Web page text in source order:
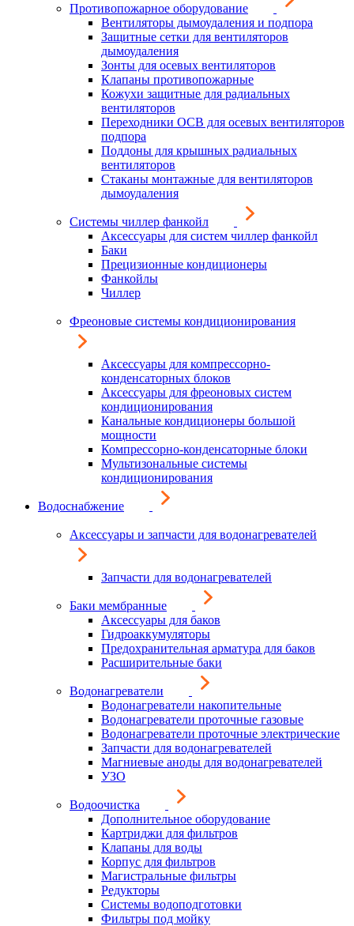
Противопожарное оборудование
Вентиляторы дымоудаления и подпора
Защитные сетки для вентиляторов
дымоудаления
Зонты для осевых вентиляторов
Клапаны противопожарные
Кожухи защитные для радиальных
вентиляторов
Переходники ОСВ для осевых вентиляторов
подпора
Поддоны для крышных радиальных
вентиляторов
Стаканы монтажные для вентиляторов
дымоудаления
Системы чиллер фанкойл
Аксессуары для систем чиллер фанкойл
Баки
Прецизионные кондиционеры
Фанкойлы
Чиллер
Фреоновые системы кондиционирования
Аксессуары для компрессорно-
конденсаторных блоков
Аксессуары для фреоновых систем
кондиционирования
Канальные кондиционеры большой
мощности
Компрессорно-конденсаторные блоки
Мультизональные системы
кондиционирования
Водоснабжение
Аксессуары и запчасти для водонагревателей
Запчасти для водонагревателей
Баки мембранные
Аксессуары для баков
Гидроаккумуляторы
Предохранительная арматура для баков
Расширительные баки
Водонагреватели
Водонагреватели накопительные
Водонагреватели проточные газовые
Водонагреватели проточные электрические
Запчасти для водонагревателей
Магниевые аноды для водонагревателей
УЗО
Водоочистка
Дополнительное оборудование
Картриджи для фильтров
Клапаны для воды
Корпус для фильтров
Магистральные фильтры
Редукторы
Системы водоподготовки
Фильтры под мойку